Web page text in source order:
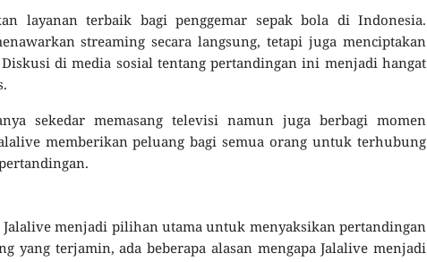
layanan terbaik bagi penggemar sepak bola di Indonesia.
streaming secara langsung, tetapi juga menciptakan
di media sosial tentang pertandingan ini menjadi hangat
sekedar memasang televisi namun juga berbagi momen
memberikan peluang bagi semua orang untuk terhubung
Jalalive menjadi pilihan utama untuk menyaksikan pertandingan
yang terjamin, ada beberapa alasan mengapa Jalalive menjadi